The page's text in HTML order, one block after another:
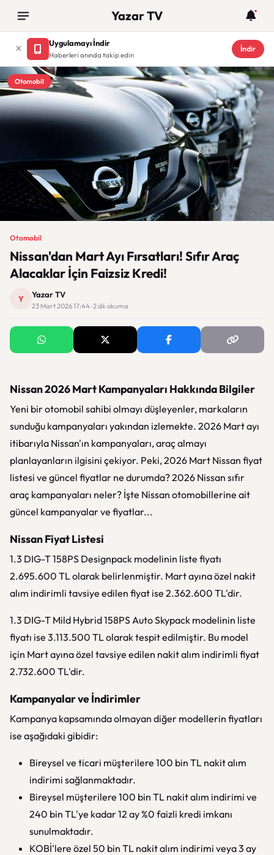
Yazar TV
Uygulamayı İndir
Haberleri anında takip edin
İndir
Otomobil
Otomobil
Nissan'dan Mart Ayı Fırsatları! Sıfır Araç
Alacaklar İçin Faizsiz Kredi!
Y Yazar TV
23 Mart 2026 17:44 · 2 dk okuma
Nissan 2026 Mart Kampanyaları Hakkında Bilgiler
Yeni bir otomobil sahibi olmayı düşleyenler, markaların
sunduğu kampanyaları yakından izlemekte. 2026 Mart ayı
itibarıyla Nissan'ın kampanyaları, araç almayı
planlayanların ilgisini çekiyor. Peki, 2026 Mart Nissan fiyat
listesi ve güncel fiyatlar ne durumda? 2026 Nissan sıfır
araç kampanyaları neler? İşte Nissan otomobillerine ait
güncel kampanyalar ve fiyatlar...
Nissan Fiyat Listesi
1.3 DIG-T 158PS Designpack modelinin liste fiyatı
2.695.600 TL olarak belirlenmiştir. Mart ayına özel nakit
alım indirimli tavsiye edilen fiyat ise 2.362.600 TL'dir.
1.3 DIG-T Mild Hybrid 158PS Auto Skypack modelinin liste
fiyatı ise 3.113.500 TL olarak tespit edilmiştir. Bu model
için Mart ayına özel tavsiye edilen nakit alım indirimli fiyat
2.732.600 TL'dir.
Kampanyalar ve İndirimler
Kampanya kapsamında olmayan diğer modellerin fiyatları
ise aşağıdaki gibidir:
Bireysel ve ticari müşterilere 100 bin TL nakit alım
indirimi sağlanmaktadır.
Bireysel müşterilere 100 bin TL nakit alım indirimi ve
240 bin TL'ye kadar 12 ay %0 faizli kredi imkanı
sunulmaktadır.
KOBİ'lere özel 50 bin TL nakit alım indirimi veya 3 ay